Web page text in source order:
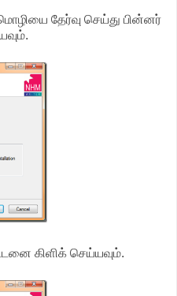
தேர்வு செய்து பின்னர்
கிளிக் செய்யவும்.